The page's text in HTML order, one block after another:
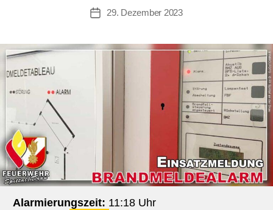
Beitragsdatum
29. Dezember 2023
Alarmierungszeit: 11:18 Uhr